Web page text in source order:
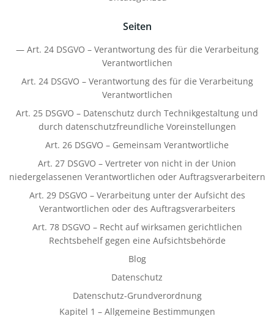
Seiten
— Art. 24 DSGVO – Verantwortung des für die Verarbeitung
Verantwortlichen
Art. 24 DSGVO – Verantwortung des für die Verarbeitung
Verantwortlichen
Art. 25 DSGVO – Datenschutz durch Technikgestaltung und
durch datenschutzfreundliche Voreinstellungen
Art. 26 DSGVO – Gemeinsam Verantwortliche
Art. 27 DSGVO – Vertreter von nicht in der Union
niedergelassenen Verantwortlichen oder Auftragsverarbeitern
Art. 29 DSGVO – Verarbeitung unter der Aufsicht des
Verantwortlichen oder des Auftragsverarbeiters
Art. 78 DSGVO – Recht auf wirksamen gerichtlichen
Rechtsbehelf gegen eine Aufsichtsbehörde
Blog
Datenschutz
Datenschutz-Grundverordnung
Kapitel 1 – Allgemeine Bestimmungen